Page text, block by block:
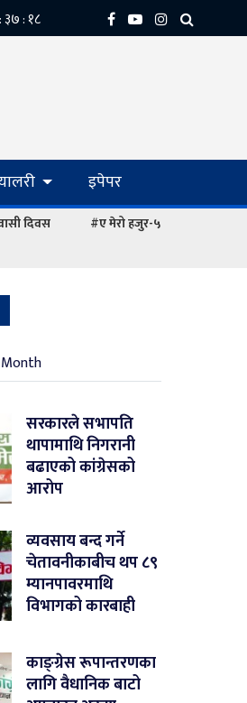
इपेपर
दिवस
#ए मेरो हजुर-५
Month
सरकारले सभापति
थापामाथि निगरानी
बढाएको कांग्रेसको
आरोप
व्यवसाय बन्द गर्ने
चेतावनीकाबीच थप ८९
म्यानपावरमाथि
विभागको कारबाही
काङ्ग्रेस रूपान्तरणका
लागि वैधानिक बाटो